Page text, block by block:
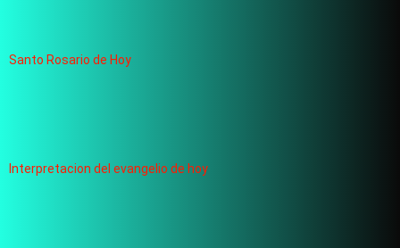
Santo Rosario de Hoy
Interpretacion del evangelio de hoy